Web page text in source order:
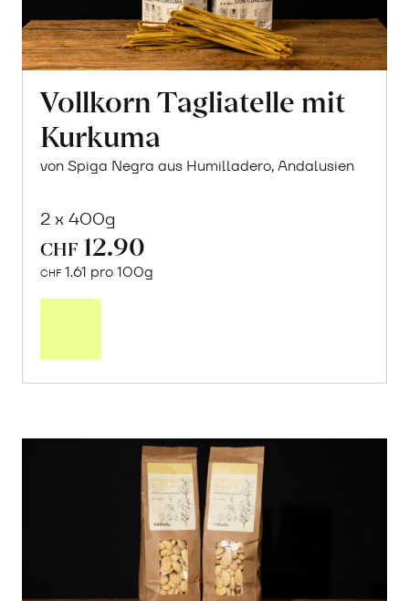
Vollkorn Tagliatelle mit
Kurkuma
von Spiga Negra aus Humilladero, Andalusien
2 x 400g
CHF 12.90
CHF 1.61 pro 100g